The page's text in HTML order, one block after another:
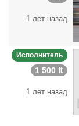
1 лет назад
Исполнитель
1 500 ₶
1 лет назад